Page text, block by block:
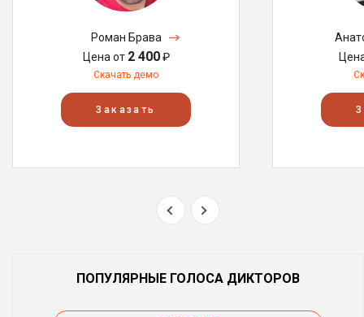
Роман Брава
Цена от 2 400₽
Скачать демо
Заказать
ПОПУЛЯРНЫЕ ГОЛОСА ДИКТОРОВ